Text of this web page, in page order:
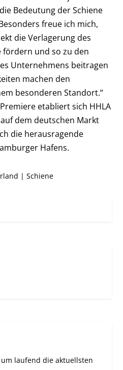
Bedeutung der Schiene
freue ich mich,
die Verlagerung des
fördern und so zu den
Unternehmens beitragen
machen den
besonderen Standort.“
etabliert sich HHLA
dem deutschen Markt
die herausragende
Hafens.
|Schiene
laufend die aktuellsten